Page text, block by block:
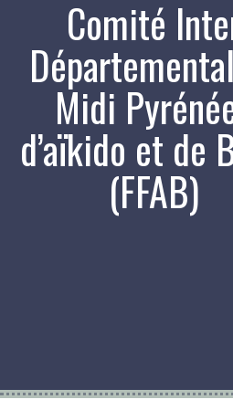
Comité
Midi
d’aïkido et de
(FFAB)